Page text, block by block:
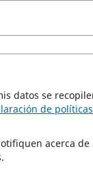
de políticas